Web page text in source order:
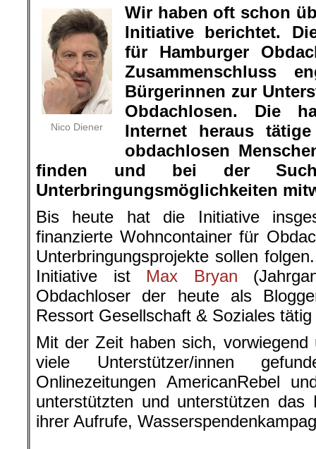
Nico Diener
Wir haben oft schon
Initiative berichtet.
für Hamburger
Zusammenschluss
Bürgerinnen zur
Obdachlosen. Die
Internet heraus
obdachlosen
finden und bei der
Unterbringungsmöglichkeiten
Bis heute hat die Initiative
finanzierte Wohncontainer für
Unterbringungsprojekte sollen
Initiative ist Max Bryan
Obdachloser der heute als
Ressort Gesellschaft & Soziales
Mit der Zeit haben sich,
viele Unterstützer/innen
Onlinezeitungen AmericanRebel
unterstützten und unterstützen das
ihrer Aufrufe,